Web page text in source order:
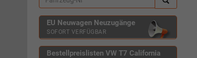
EU Neuwagen Neuzugänge
SOFORT VERFÜGBAR
Bestellpreislisten VW T7 California